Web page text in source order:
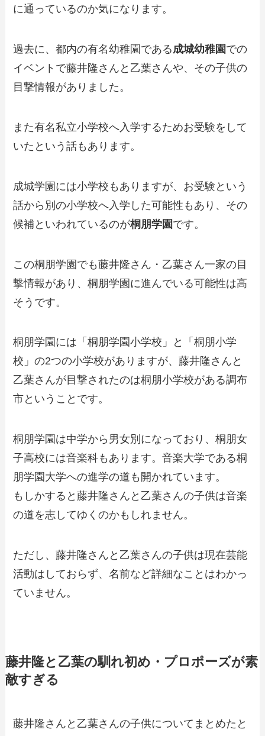
に通っているのか気になります。
過去に、都内の有名幼稚園である成城幼稚園での
イベントで藤井隆さんと乙葉さんや、その子供の
目撃情報がありました。
また有名私立小学校へ入学するためお受験をして
いたという話もあります。
成城学園には小学校もありますが、お受験という
話から別の小学校へ入学した可能性もあり、その
候補といわれているのが桐朋学園です。
この桐朋学園でも藤井隆さん・乙葉さん一家の目
撃情報があり、桐朋学園に進んでいる可能性は高
そうです。
桐朋学園には「桐朋学園小学校」と「桐朋小学
校」の2つの小学校がありますが、藤井隆さんと
乙葉さんが目撃されたのは桐朋小学校がある調布
市ということです。
桐朋学園は中学から男女別になっており、桐朋女
子高校には音楽科もあります。音楽大学である桐
朋学園大学への進学の道も開かれています。
もしかすると藤井隆さんと乙葉さんの子供は音楽
の道を志してゆくのかもしれません。
ただし、藤井隆さんと乙葉さんの子供は現在芸能
活動はしておらず、名前など詳細なことはわかっ
ていません。
藤井隆と乙葉の馴れ初め・プロポーズが素
敵すぎる
藤井隆さんと乙葉さんの子供についてまとめたと